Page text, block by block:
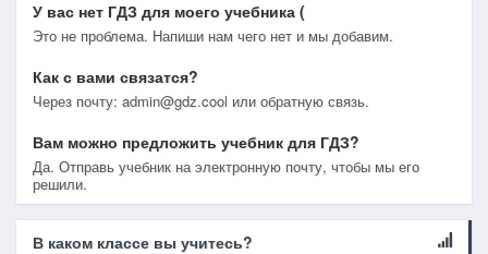
У вас нет ГДЗ для моего учебника (
Это не проблема. Напиши нам чего нет и мы добавим.
Как с вами связатся?
Через почту: admin@gdz.cool или обратную связь.
Вам можно предложить учебник для ГДЗ?
Да. Отправь учебник на электронную почту, чтобы мы его
решили.
В каком классе вы учитесь?